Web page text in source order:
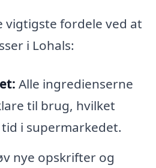
vigtigste fordele ved at
i Lohals:
Alle ingredienserne
til brug, hvilket
i supermarkedet.
nye opskrifter og